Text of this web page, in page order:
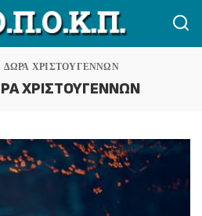
ΔΩΡΑ ΧΡΙΣΤΟΥΓΕΝΝΩΝ
ΧΡΙΣΤΟΥΓΕΝΝΩΝ